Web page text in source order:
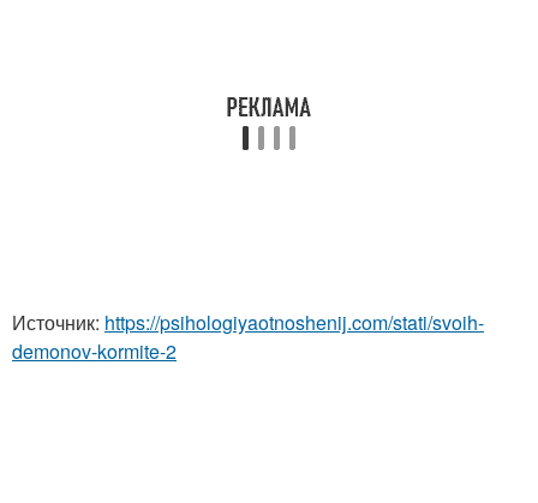
Источник: https://psihologiyaotnoshenij.com/stati/svoih-
demonov-kormite-2